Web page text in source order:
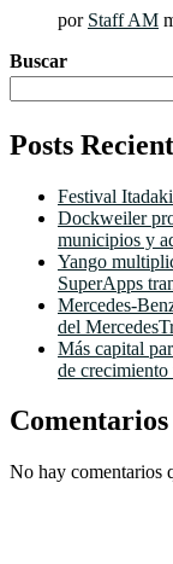
por Staff AM
Buscar
Posts
Festival
Dockweiler
municipios y
Yango
SuperApps
Mercedes-
del
Más capital
de crecimiento
Comentarios
No hay comentarios